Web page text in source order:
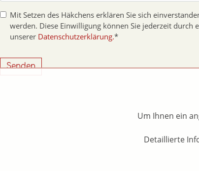
Mit Setzen des Häkchens erklären Sie sich
werden. Diese Einwilligung können Sie jederzeit
unserer Datenschutzerklärung.*
Senden
Um Ihnen ein
Detaillierte